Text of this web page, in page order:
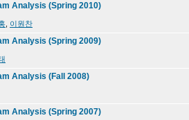
Analysis (Spring 2010)
이원찬
Analysis (Spring 2009)
Analysis (Fall 2008)
Analysis (Spring 2007)